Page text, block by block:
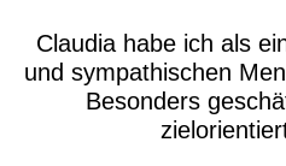
Claudia habe ich als
und sympathischen
Besonders